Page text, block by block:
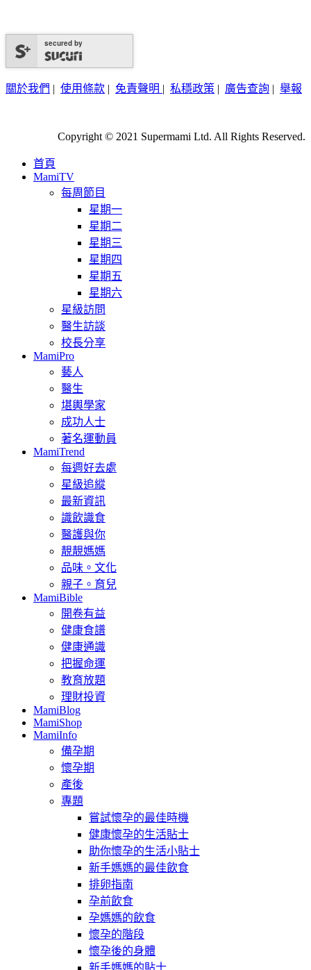
secured by
關於我們 | 使用條款 | 免責聲明 | 私穩政策 | 廣告查詢 | 舉報
Copyright © 2021 Supermami Ltd. All Rights Reserved.
首頁
MamiTV
每周節目
星期一
星期二
星期三
星期四
星期五
星期六
星級訪問
醫生訪談
校長分享
MamiPro
藝人
醫生
堪輿學家
成功人士
著名運動員
MamiTrend
每週好去處
星級追縱
最新資訊
識飲識食
醫護與你
靚靚媽媽
品味。文化
親子。育兒
MamiBible
開卷有益
健康食譜
健康通識
把握命運
教育放題
理財投資
MamiBlog
MamiShop
MamiInfo
備孕期
懷孕期
產後
專題
嘗試懷孕的最佳時機
健康懷孕的生活貼士
助你懷孕的生活小貼士
新手媽媽的最佳飲食
排卵指南
孕前飲食
孕媽媽的飲食
懷孕的階段
懷孕後的身體